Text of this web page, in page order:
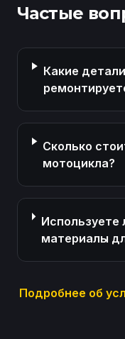
Частые
Какие
Сколько
мотоцикла?
Используете
материалы
Подробнее об